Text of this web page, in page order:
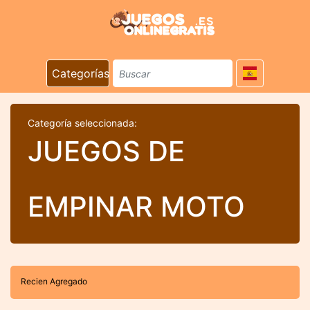
Categorías
Categoría seleccionada:
JUEGOS DE
EMPINAR MOTO
Recien Agregado